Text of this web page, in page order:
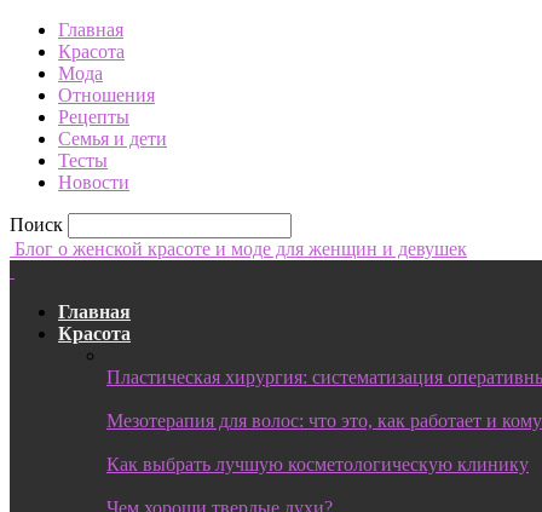
Главная
Красота
Мода
Отношения
Рецепты
Семья и дети
Тесты
Новости
Поиск
Блог о женской красоте и моде для женщин и девушек
Главная
Красота
Пластическая хирургия: систематизация
Мезотерапия для волос: что это, как работает и
Как выбрать лучшую косметологическую клинику
Чем хороши твердые духи?